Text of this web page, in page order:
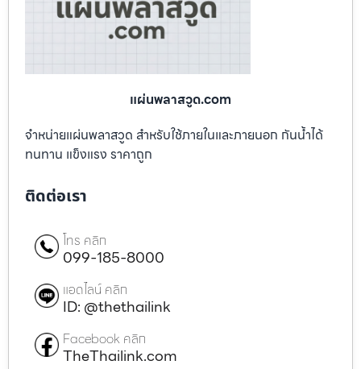
แผ่นพลาสวูด.com
จำหน่ายแผ่นพลาสวูด สำหรับใช้ภายในและภายนอก กันน้ำได้
ทนทาน แข็งแรง ราคาถูก
ติดต่อเรา
โทร คลิก
099-185-8000
แอดไลน์ คลิก
ID: @thethailink
Facebook คลิก
TheThailink.com